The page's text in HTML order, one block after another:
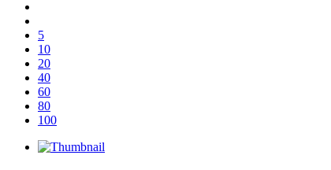
5
10
20
40
60
80
100